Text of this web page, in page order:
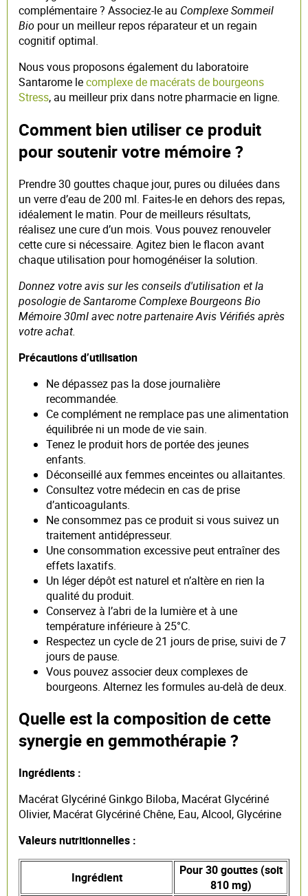
complémentaire ? Associez-le au Complexe Sommeil
Bio pour un meilleur repos réparateur et un regain
cognitif optimal.
Nous vous proposons également du laboratoire
Santarome lecomplexe de macérats de bourgeons
Stress, au meilleur prix dans notre pharmacie en ligne.
Comment bien utiliser ce produit
pour soutenir votre mémoire ?
Prendre 30 gouttes chaque jour, pures ou diluées dans
un verre d’eau de 200 ml. Faites-le en dehors des repas,
idéalement le matin. Pour de meilleurs résultats,
réalisez une cure d’un mois. Vous pouvez renouveler
cette cure si nécessaire. Agitez bien le flacon avant
chaque utilisation pour homogénéiser la solution.
Donnez votre avis sur les conseils d'utilisation et la
posologie de Santarome Complexe Bourgeons Bio
Mémoire 30ml avec notre partenaire Avis Vérifiés après
votre achat.
Précautions d’utilisation
Ne dépassez pas la dose journalière
recommandée.
Ce complément ne remplace pas une alimentation
équilibrée ni un mode de vie sain.
Tenez le produit hors de portée des jeunes
enfants.
Déconseillé aux femmes enceintes ou allaitantes.
Consultez votre médecin en cas de prise
d’anticoagulants.
Ne consommez pas ce produit si vous suivez un
traitement antidépresseur.
Une consommation excessive peut entraîner des
effets laxatifs.
Un léger dépôt est naturel et n’altère en rien la
qualité du produit.
Conservez à l’abri de la lumière et à une
température inférieure à 25°C.
Respectez un cycle de 21 jours de prise, suivi de 7
jours de pause.
Vous pouvez associer deux complexes de
bourgeons. Alternez les formules au-delà de deux.
Quelle est la composition de cette
synergie en gemmothérapie ?
Ingrédients :
Macérat Glycériné Ginkgo Biloba, Macérat Glycériné
Olivier, Macérat Glycériné Chêne, Eau, Alcool, Glycérine
Valeurs nutritionnelles :
Ingrédient
Pour 30 gouttes (soit
810 mg)